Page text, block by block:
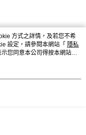
方式之詳情，及若您不希
設定，請參閱本網站「 隱私
您同意本公司得按本網站使